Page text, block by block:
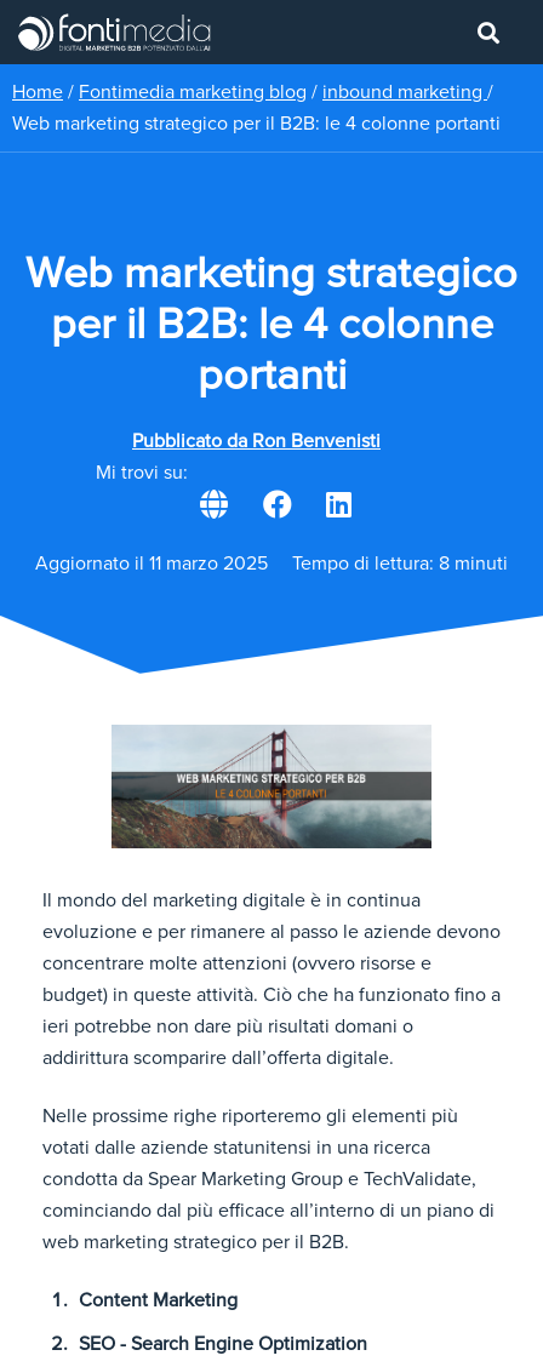
Home / Fontimedia marketing blog / inbound marketing /
Web marketing strategico per il B2B: le 4 colonne portanti
Web marketing strategico
per il B2B: le 4 colonne
portanti
Pubblicato da Ron Benvenisti
Mi trovi su:
Aggiornato il 11 marzo 2025 Tempo di lettura: 8 minuti
Il mondo del marketing digitale è in continua
evoluzione e per rimanere al passo le aziende devono
concentrare molte attenzioni (ovvero risorse e
budget) in queste attività. Ciò che ha funzionato fino a
ieri potrebbe non dare più risultati domani o
addirittura scomparire dall’offerta digitale.
Nelle prossime righe riporteremo gli elementi più
votati dalle aziende statunitensi in una ricerca
condotta da Spear Marketing Group e TechValidate,
cominciando dal più efficace all’interno di un piano di
web marketing strategico per il B2B.
Content Marketing
SEO - Search Engine Optimization